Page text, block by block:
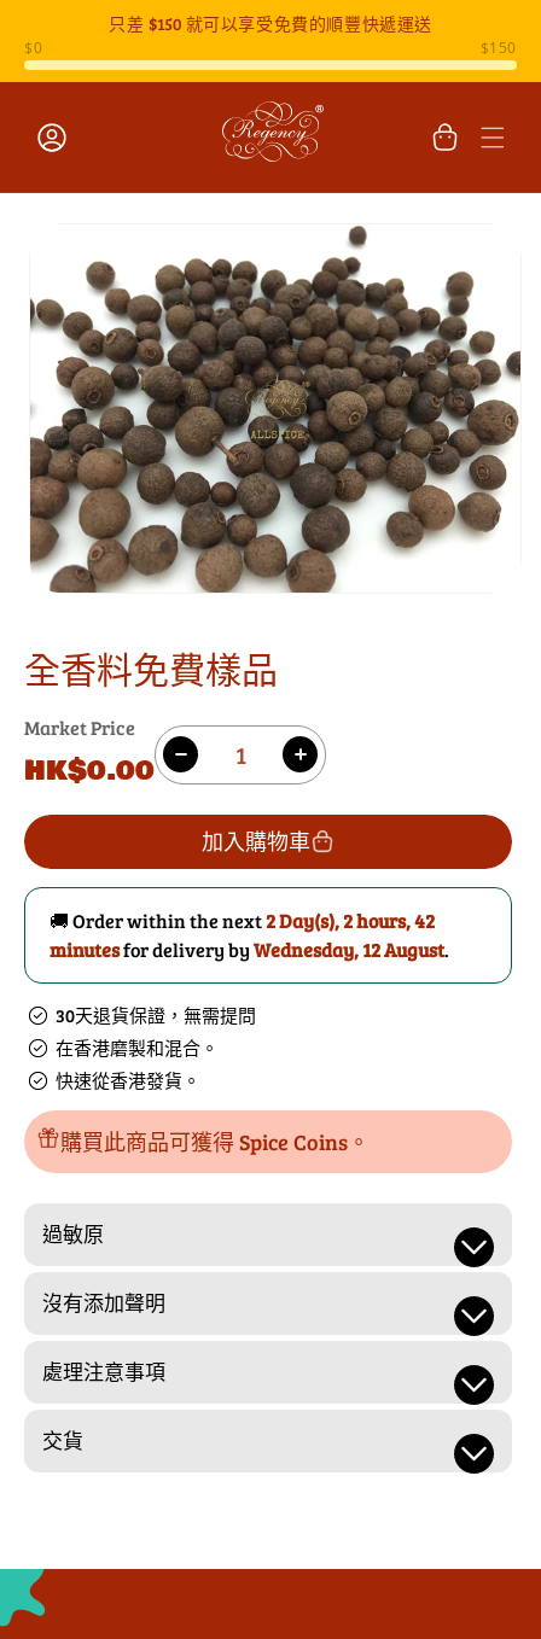
只差 $150就可以享受免費的順豐快遞運送
物
全香料免費樣品
Market Price
原
價
HK$0.00
數
量 減
香
料
免
費
樣
品
的
數
量
增
全
香
料
免
費
樣
加入購物車
🚚 Order within the next2 Day(s),2 hours, 42
minutesfor delivery byWednesday, 12 August.
30天退貨保證，無需提問
在香港磨製和混合。
快速從香港發貨。
購買此商品可獲得 Spice Coins。
過敏原
沒有添加聲明
處理注意事項
交貨